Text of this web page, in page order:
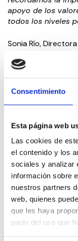
Consentimiento
Esta página web
Las cookies de
el contenido y los
sociales y analizar
información sobre
nuestros partners
web, quienes
que les haya
partir del uso que
apoyo de los
todos los niveles
Sonia Río,
felicitamos a las
ciudadanía y a
importante logro
de la Inclusión y
la Inclusión y la
ciudades y
igualitaria e
trabajado de
transversal para
de respeto,
mujeres y
como las
mayores,
reconocimientos
trabajo de fondo
inclusivas y